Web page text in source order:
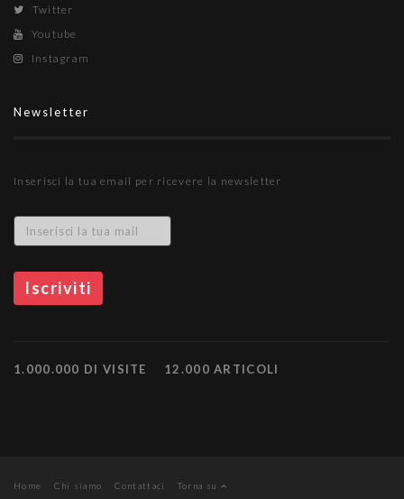
Twitter
Youtube
Instagram
Newsletter
Inserisci la tua email per ricevere la newsletter
1.000.000 DI VISITE 12.000 ARTICOLI
Home Chi siamo Contattaci Torna su